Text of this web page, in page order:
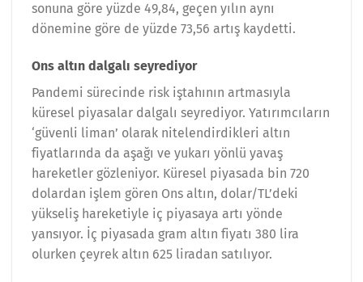
sonuna göre yüzde 49,84, geçen yılın aynı
dönemine göre de yüzde 73,56 artış kaydetti.
Ons altın dalgalı seyrediyor
Pandemi sürecinde risk iştahının artmasıyla
küresel piyasalar dalgalı seyrediyor. Yatırımcıların
‘güvenli liman’ olarak nitelendirdikleri altın
fiyatlarında da aşağı ve yukarı yönlü yavaş
hareketler gözleniyor. Küresel piyasada bin 720
dolardan işlem gören Ons altın, dolar/TL’deki
yükseliş hareketiyle iç piyasaya artı yönde
yansıyor. İç piyasada gram altın fiyatı 380 lira
olurken çeyrek altın 625 liradan satılıyor.